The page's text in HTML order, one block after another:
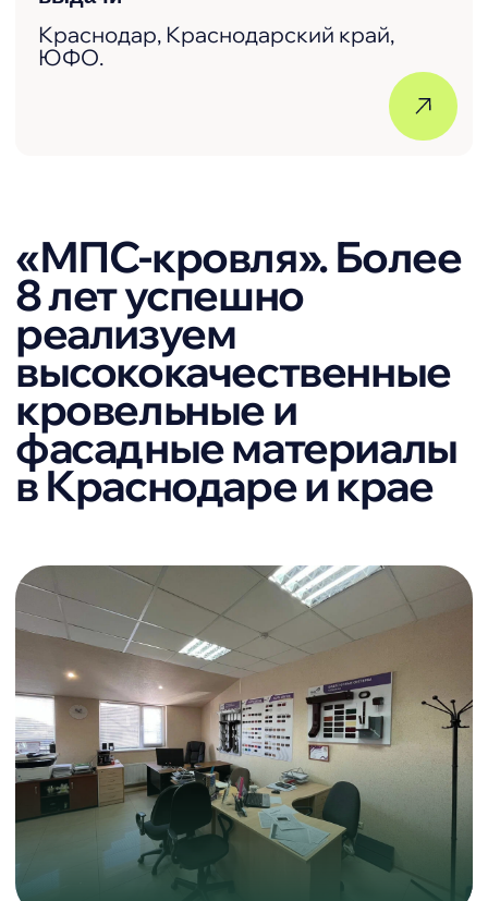
Не просто магазин
Большой выбор материалов и
комплектующих в одном месте.
Мы любим наших покупателей и
всегда готовы сделать выгодное
предложение.
Гибкая система скидок
Наш менеджер контролирует
каждый этап от заказа до
получения вами материала.
Авито 4,8
Доверие клиентов:
рейтинги и отзывы